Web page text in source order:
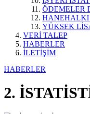
ÖDEMELER
HANEHALKI
YÜKSEK
VERİ TALEP
HABERLER
İLETİŞİM
HABERLER
2.